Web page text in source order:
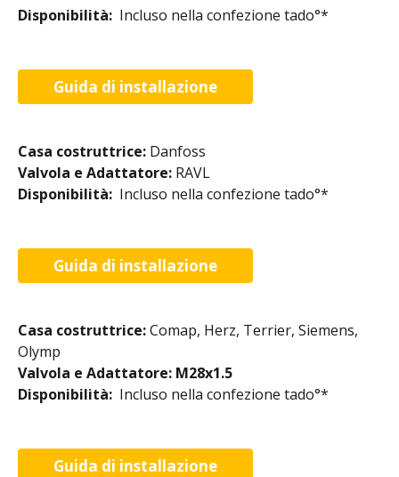
Disponibilità: Incluso nella confezione tado°*​
Guida di installazione
Casa costruttrice: Danfoss
Valvola e Adattatore: RAVL
Disponibilità: Incluso nella confezione tado°*​
Guida di installazione
Casa costruttrice: Comap, Herz, Terrier, Siemens,
Olymp
Valvola e Adattatore: M28x1.5
Disponibilità: Incluso nella confezione tado°*​
Guida di installazione